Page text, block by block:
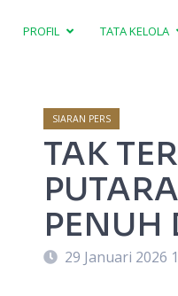
PROFIL TATA KELOLA
SIARAN PERS
TAK
PENUH
29 Januari 2026